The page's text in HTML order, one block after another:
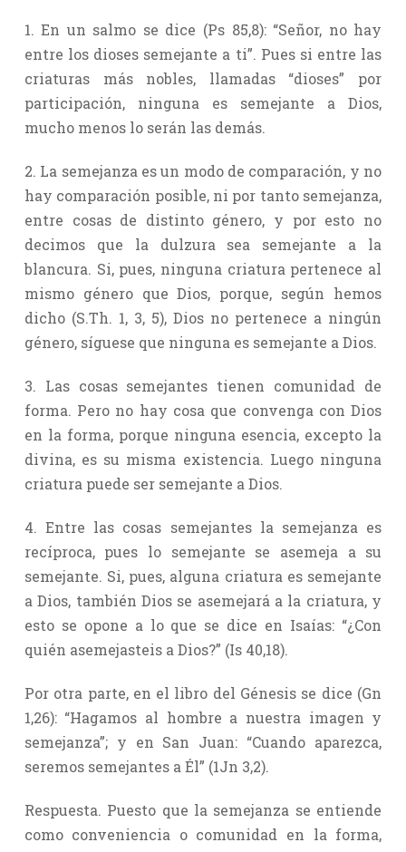
1. En un salmo se dice (Ps 85,8): “Señor, no hay
entre los dioses semejante a ti”. Pues si entre las
criaturas más nobles, llamadas “dioses” por
participación, ninguna es semejante a Dios,
mucho menos lo serán las demás.
2. La semejanza es un modo de comparación, y no
hay comparación posible, ni por tanto semejanza,
entre cosas de distinto género, y por esto no
decimos que la dulzura sea semejante a la
blancura. Si, pues, ninguna criatura pertenece al
mismo género que Dios, porque, según hemos
dicho (S.Th. 1, 3, 5), Dios no pertenece a ningún
género, síguese que ninguna es semejante a Dios.
3. Las cosas semejantes tienen comunidad de
forma. Pero no hay cosa que convenga con Dios
en la forma, porque ninguna esencia, excepto la
divina, es su misma existencia. Luego ninguna
criatura puede ser semejante a Dios.
4. Entre las cosas semejantes la semejanza es
recíproca, pues lo semejante se asemeja a su
semejante. Si, pues, alguna criatura es semejante
a Dios, también Dios se asemejará a la criatura, y
esto se opone a lo que se dice en Isaías: “¿Con
quién asemejasteis a Dios?” (Is 40,18).
Por otra parte, en el libro del Génesis se dice (Gn
1,26): “Hagamos al hombre a nuestra imagen y
semejanza”; y en San Juan: “Cuando aparezca,
seremos semejantes a Él” (1Jn 3,2).
Respuesta. Puesto que la semejanza se entiende
como conveniencia o comunidad en la forma,